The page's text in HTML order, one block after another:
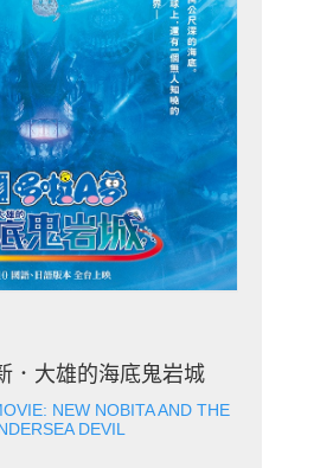
．大雄的海底鬼岩城
NEW NOBITA AND THE
DEVIL